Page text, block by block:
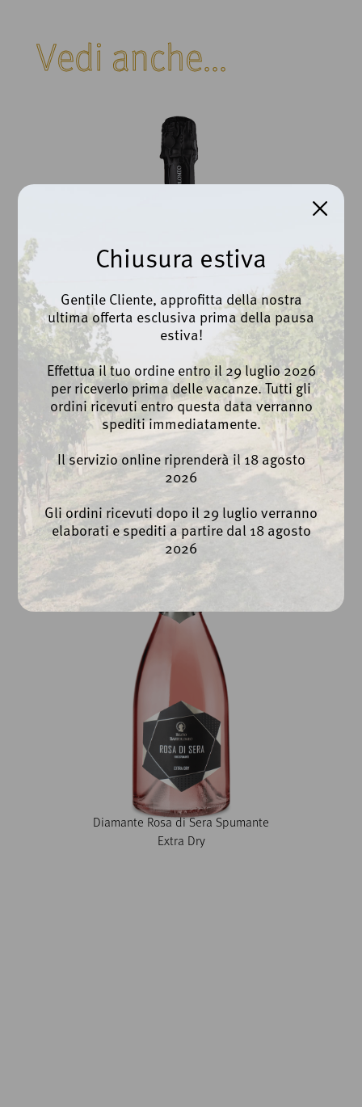
Vedi anche...
Diamante Prosecco DOC
Spumante Brut Biologico
Diamante Rosa di Sera Spumante
Extra Dry
Chiusura estiva
Gentile Cliente, approfitta della nostra
ultima offerta esclusiva prima della pausa
estiva!
Effettua il tuo ordine entro il 29 luglio 2026
per riceverlo prima delle vacanze. Tutti gli
ordini ricevuti entro questa data verranno
spediti immediatamente.
Il servizio online riprenderà il 18 agosto
2026
Gli ordini ricevuti dopo il 29 luglio verranno
elaborati e spediti a partire dal 18 agosto
2026